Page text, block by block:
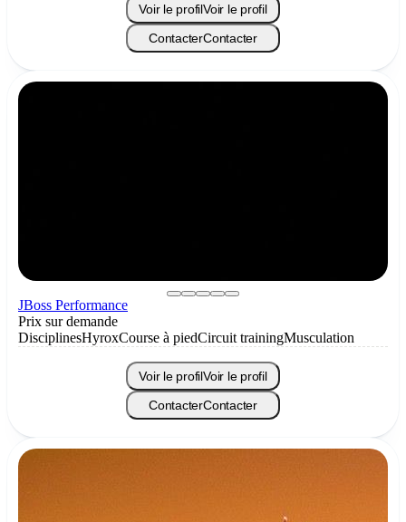
Voir le profilVoir le profil
ContacterContacter
JBoss Performance
Prix sur demande
DisciplinesHyroxCourse à piedCircuit trainingMusculation
Voir le profilVoir le profil
ContacterContacter